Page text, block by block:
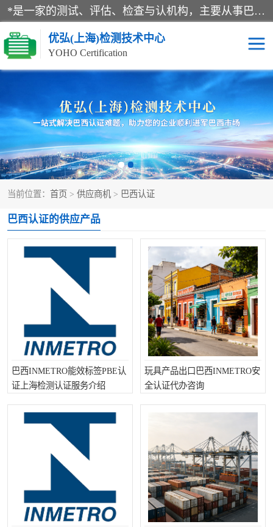
*是一家的测试、评估、检查与认机构，主要从事巴西NR10认证、NR12认证、NR13认证；ANATEL认证、INMTRO认证，欧盟CE认证：MD认证，PED认证，MID认证，ATEX认证，德国蓝色天使认证。
优弘(上海)检测技术中心
YOHO Certification
当前位置： 首页 > 供应商机 > 巴西认证
巴西认证的供应产品
巴西INMETRO能效标签PBE认
证上海检测认证服务介绍
玩具产品出口巴西INMETRO安
全认证代办咨询
RECYCLASS认证 NR10认证
NR12认证 NR13认证
ART认证 巴西NR认证
巴西认证 RETIE认证